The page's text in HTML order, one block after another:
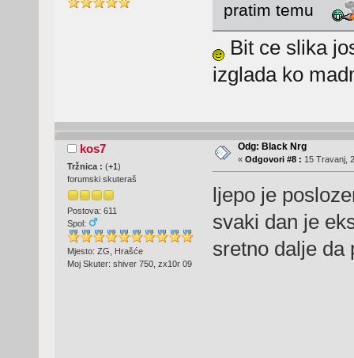
pratim temu
Bit ce slika
izglada ko
kos7
Tržnica : (+1)
forumski skuteraš
Postova: 611
Spol:
Mjesto: ZG, Hrašće
Moj Skuter: shiver 750, zx10r 09
Odg: Black Nrg
« Odgovori #8 : 15 Travanj,
ljepo je
svaki dan je
sretno dalje